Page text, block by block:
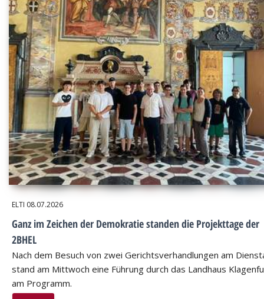
ELTI 08.07.2026
Ganz im Zeichen der Demokratie standen die Projekttage der
2BHEL
Nach dem Besuch von zwei Gerichtsverhandlungen am
stand am Mittwoch eine Führung durch das Landhaus
am Programm.